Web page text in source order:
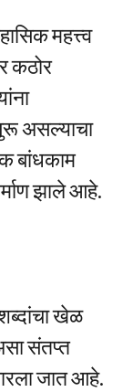
महत्त्व
कठोर
असल्याचा
बांधकाम
झाले आहे.
खेळ
संतप्त
जात आहे.